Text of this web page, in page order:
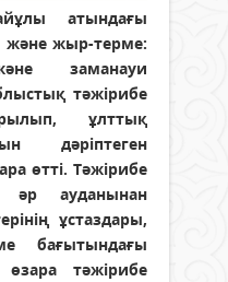
атындағы
және жыр-терме:
заманауи
тәжірибе
ұлттық
дәріптеген
өтті. Тәжірибе
әр ауданынан
ұстаздары,
бағытындағы
тәжірибе